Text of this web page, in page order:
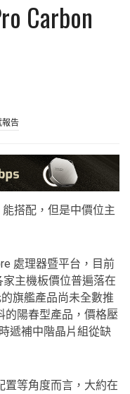
Carbon
報告
搭配，但是中價位主
處理器暨平台，目前
主機板價位普遍落在
旗艦產品尚未全數推
的陽春型產品，價格壓
遞補中階晶片組從缺
置等角度而言，大約在